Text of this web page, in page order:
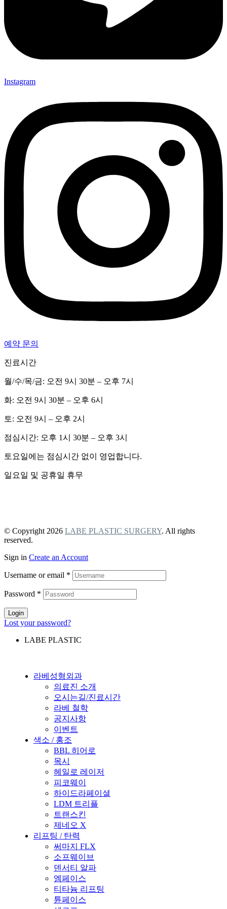
Instagram
예약 문의
진료시간
월/수/목/금: 오전 9시 30분 – 오후 7시
화: 오전 9시 30분 – 오후 6시
토: 오전 9시 – 오후 2시
점심시간: 오후 1시 30분 – 오후 3시
토요일에는 점심시간 없이 영업합니다.
일요일 및 공휴일 휴무
© Copyright 2026 LABE PLASTIC SURGERY. All rights
reserved.
Sign in Create an Account
Username or email *
Password *
Login
Lost your password?
LABE PLASTIC
라베성형외과
의료진 소개
오시는길/진료시간
라베 철학
공지사항
이벤트
색소 / 홍조
BBL 히어로
목시
헤일로 레이저
피코웨이
하이드라페이셜
LDM 트리플
트랜스킨
제네오 X
리프팅 / 탄력
써마지 FLX
소프웨이브
덴서티 알파
엠페이스
티타늄 리프팅
튠페이스